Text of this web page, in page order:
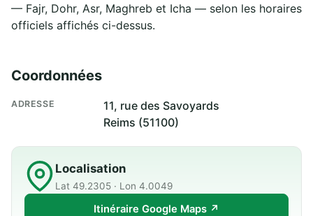
— Fajr, Dohr, Asr, Maghreb et Icha — selon les horaires
officiels affichés ci-dessus.
Coordonnées
ADRESSE
11, rue des Savoyards
Reims (51100)
Localisation
Lat 49.2305 · Lon 4.0049
Itinéraire Google Maps ↗